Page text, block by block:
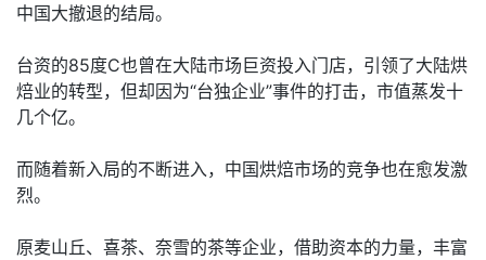
中国大撤退的结局。
台资的85度C也曾在大陆市场巨资投入门店，引领了大陆烘
焙业的转型，但却因为“台独企业”事件的打击，市值蒸发十
几个亿。
而随着新入局的不断进入，中国烘焙市场的竞争也在愈发激
烈。
原麦山丘、喜茶、奈雪的茶等企业，借助资本的力量，丰富